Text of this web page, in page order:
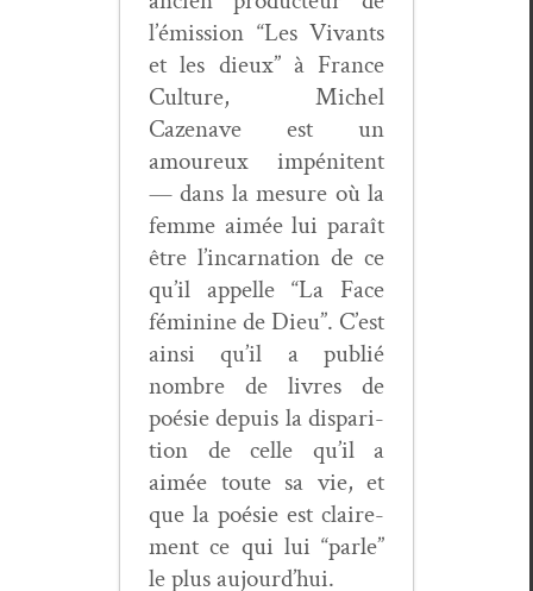
l’émis­sion “Les Vivants
et les dieux” à France
Cul­ture, Michel
Cazenave est un
amoureux impéni­tent
— dans la mesure où la
femme aimée lui paraît
être l’in­car­na­tion de ce
qu’il appelle “La Face
fémi­nine de Dieu”. C’est
ain­si qu’il a pub­lié
nom­bre de livres de
poésie depuis la dis­pari­
tion de celle qu’il a
aimée toute sa vie, et
que la poésie est claire­
ment ce qui lui “par­le”
le plus aujourd’hui.